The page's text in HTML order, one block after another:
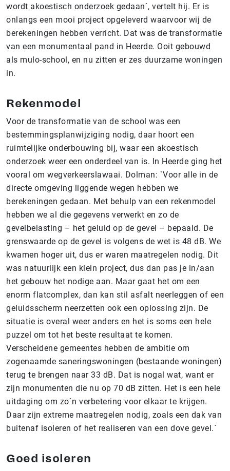
wordt akoestisch onderzoek gedaan`, vertelt hij. Er is
onlangs een mooi project opgeleverd waarvoor wij de
berekeningen hebben verricht. Dat was de transformatie
van een monumentaal pand in Heerde. Ooit gebouwd
als mulo-school, en nu zitten er zes duurzame woningen
in.
Rekenmodel
Voor de transformatie van de school was een
bestemmingsplanwijziging nodig, daar hoort een
ruimtelijke onderbouwing bij, waar een akoestisch
onderzoek weer een onderdeel van is. In Heerde ging het
vooral om wegverkeerslawaai. Dolman: `Voor alle in de
directe omgeving liggende wegen hebben we
berekeningen gedaan. Met behulp van een rekenmodel
hebben we al die gegevens verwerkt en zo de
gevelbelasting – het geluid op de gevel – bepaald. De
grenswaarde op de gevel is volgens de wet is 48 dB. We
kwamen hoger uit, dus er waren maatregelen nodig. Dit
was natuurlijk een klein project, dus dan pas je in/aan
het gebouw het nodige aan. Maar gaat het om een
enorm flatcomplex, dan kan stil asfalt neerleggen of een
geluidsscherm neerzetten ook een oplossing zijn. De
situatie is overal weer anders en het is soms een hele
puzzel om tot het beste resultaat te komen.
Verscheidene gemeentes hebben de ambitie om
zogenaamde saneringswoningen (bestaande woningen)
terug te brengen naar 33 dB. Dat is nogal wat, want er
zijn monumenten die nu op 70 dB zitten. Het is een hele
uitdaging om zo`n verbetering voor elkaar te krijgen.
Daar zijn extreme maatregelen nodig, zoals een dak van
buitenaf isoleren of het realiseren van een dove gevel.`
Goed isoleren